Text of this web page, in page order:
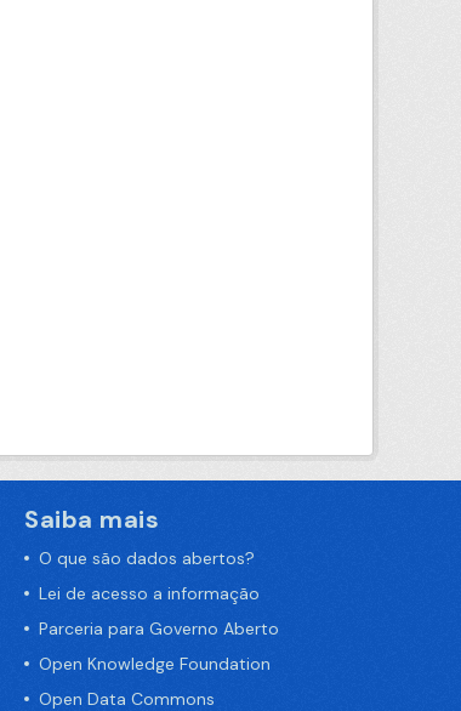
Saiba mais
O que são dados abertos?
Lei de acesso a informação
Parceria para Governo Aberto
Open Knowledge Foundation
Open Data Commons